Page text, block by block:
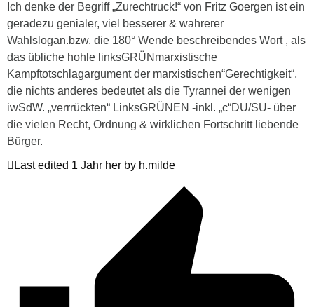
Ich denke der Begriff „Zurechtruck!“ von Fritz Goergen ist ein
geradezu genialer, viel besserer & wahrerer
Wahlslogan.bzw. die 180° Wende beschreibendes Wort , als
das übliche hohle linksGRÜNmarxistische
Kampftotschlagargument der marxistischen“Gerechtigkeit“,
die nichts anderes bedeutet als die Tyrannei der wenigen
iwSdW. „verrrückten“ LinksGRÜNEN -inkl. „c“DU/SU- über
die vielen Recht, Ordnung & wirklichen Fortschritt liebende
Bürger.
Last edited 1 Jahr her by h.milde